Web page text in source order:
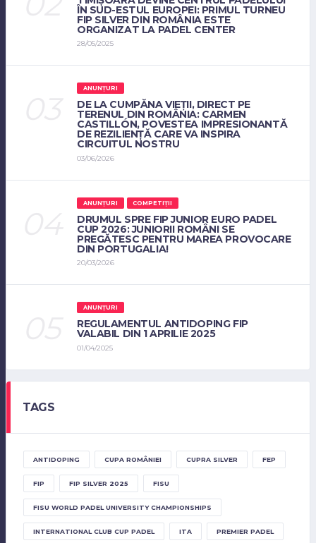
ÎN SUD-ESTUL EUROPEI: PRIMUL TURNEU
FIP SILVER DIN ROMÂNIA ESTE
ORGANIZAT LA PADEL CENTER
28/05/2025
ANUNȚURI
DE LA CUMPĂNA VIEȚII, DIRECT PE
TERENUL DIN ROMÂNIA: CARMEN
CASTILLÓN, POVESTEA IMPRESIONANTĂ
DE REZILIENȚĂ CARE VA INSPIRA
CIRCUITUL NOSTRU
03/06/2026
ANUNȚURI COMPETIȚII
DRUMUL SPRE FIP JUNIOR EURO PADEL
CUP 2026: JUNIORII ROMÂNI SE
PREGĂTESC PENTRU MAREA PROVOCARE
DIN PORTUGALIA!
20/03/2026
ANUNȚURI
REGULAMENTUL ANTIDOPING FIP
VALABIL DIN 1 APRILIE 2025
01/04/2025
TAGS
ANTIDOPING CUPA ROMÂNIEI CUPRA SILVER FEP
FIP FIP SILVER 2025 FISU
FISU WORLD PADEL UNIVERSITY CHAMPIONSHIPS
INTERNATIONAL CLUB CUP PADEL ITA PREMIER PADEL